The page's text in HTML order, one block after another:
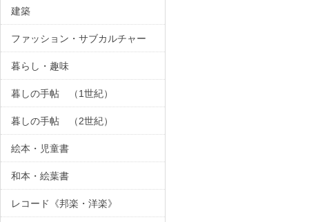
建築
ファッション・サブカルチャー
暮らし・趣味
暮しの手帖 （1世紀）
暮しの手帖 （2世紀）
絵本・児童書
和本・絵葉書
レコード《邦楽・洋楽》